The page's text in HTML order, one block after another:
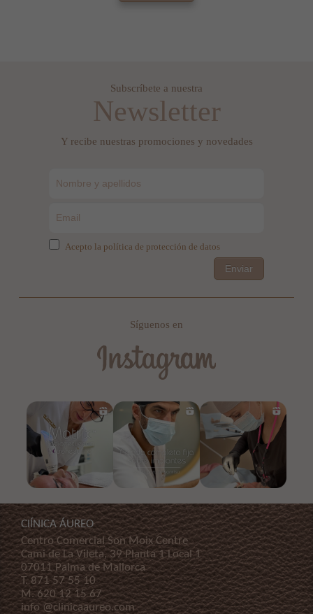
Subscríbete a nuestra
Newsletter
Y recibe nuestras promociones y novedades
Acepto la política de protección de datos
Enviar
Síguenos en
ClÍNICA ÁUREO
Centro Comercial Son Moix Centre
Cami de La Vileta, 39 Planta 1 Local 1
07011 Palma de Mallorca
T.871 57 55 10
M.620 12 15 67
info @clinicaaureo.com